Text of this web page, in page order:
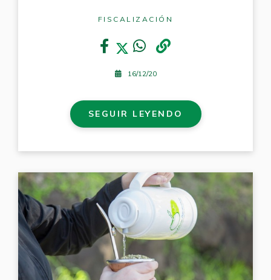
FISCALIZACIÓN
16/12/20
SEGUIR LEYENDO